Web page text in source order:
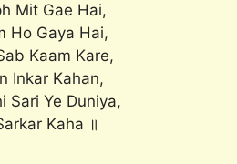
Mit Gae Hai,
Ho Gaya Hai,
Kaam Kare,
Inkar Kahan,
Sari Ye Duniya,
Kaha ॥